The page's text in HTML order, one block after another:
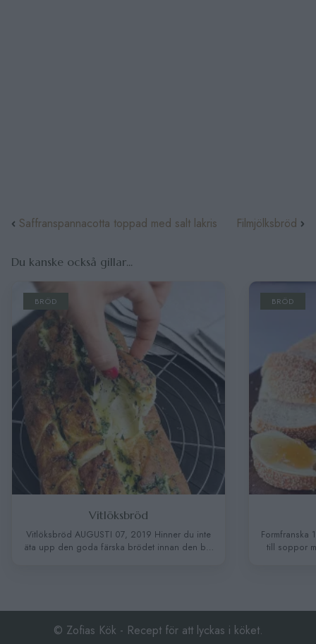
Saffranspannacotta toppad med salt lakris Filmjölksbröd
Du kanske också gillar...
du inte
den blir
( går lika
BRÖD
Formfranska 18 aug 2023 Perfekt som tillbehör
till soppor men är också jättegott att rosta till
dl till utbakning Sesamfrö …Continued
© Zofias Kök - Recept för att lyckas i köket.